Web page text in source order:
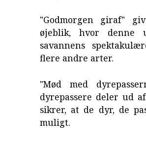
"Godmorgen giraf"
øjeblik, hvor denne
savannens
flere andre arter.
"Mød med
dyrepassere deler ud
sikrer, at de dyr, de
muligt.